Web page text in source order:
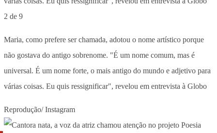
2 de 9
Maria, como prefere ser chamada, adotou o nome artístico porque
não gostava do antigo sobrenome. "É um nome comum, mas é
universal. É um nome forte, o mais antigo do mundo e adjetivo para
várias coisas. Eu quis ressignificar", revelou em entrevista à Globo
Reprodução/ Instagram